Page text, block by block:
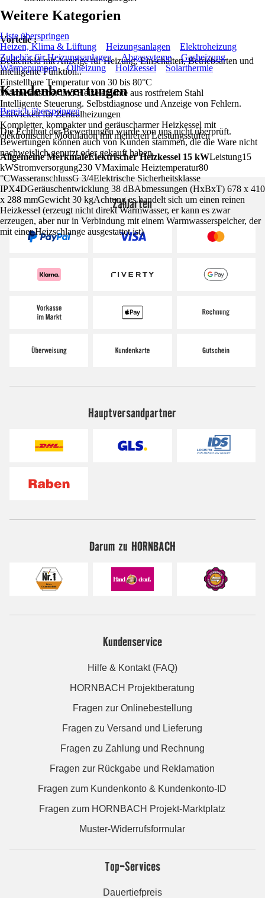
Vorteile :
Bedienfeld mit Anzeige für Heizung, Einschalten, Betriebsarten und
intelligente Funktion..
Einstellbare Temperatur von 30 bis 80°C
Wärmetauscher und Heizelemente aus rostfreiem Stahl
Intelligente Steuerung. Selbstdiagnose und Anzeige von Fehlern.
Entwickelt für Zentralheizungen
Kompletter, kompakter und geräuscharmer Heizkessel mit
elektronischer Modulation mit mehreren Leistungsstufen
Allgemeine MerkmaleElektrischer Heizkessel 15 kWLeistung15
kWStromversorgung230 VMaximale Heiztemperatur80
°CWasseranschlussG 3/4Elektrische Sicherheitsklasse
IPX4DGeräuschentwicklung 38 dBAbmessungen (HxBxT) 678 x 410
x 288 mmGewicht 30 kgAchtung es handelt sich um einen reinen
Heizkessel (erzeugt nicht direkt Warmwasser, er kann es zwar
erzeugen, aber nur in Verbindung mit einem Warmwasserspeicher, der
mit einer Heizschlange ausgestattet ist)
Weitere Kategorien
Liste überspringen
Heizen, Klima & Lüftung
Heizungsanlagen
Elektroheizung
Zubehör für Heizungsanlagen
Abgassyteme
Gasheizung
Wärmepumpen
Ölheizung Holzkessel Solarthermie
Kundenbewertungen
Bereich überspringen
Die Echtheit der Bewertungen wurde von uns nicht überprüft.
Bewertungen können auch von Kunden stammen, die die Ware nicht
nachweislich genutzt oder gekauft haben.
Zahlarten
Hauptversandpartner
Darum zu HORNBACH
Kundenservice
Hilfe & Kontakt (FAQ)
HORNBACH Projektberatung
Fragen zur Onlinebestellung
Fragen zu Versand und Lieferung
Fragen zu Zahlung und Rechnung
Fragen zur Rückgabe und Reklamation
Fragen zum Kundenkonto & Kundenkonto-ID
Fragen zum HORNBACH Projekt-Marktplatz
Muster-Widerrufsformular
Top-Services
Dauertiefpreis